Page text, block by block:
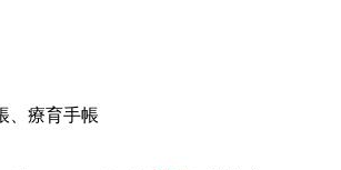
、療育手帳